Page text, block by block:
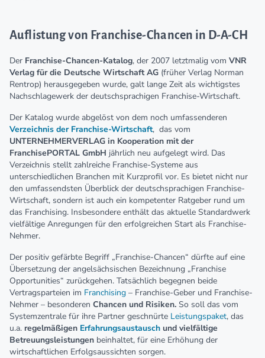
Auflistung von Franchise-Chancen in D-A-CH
Der Franchise-Chancen-Katalog, der 2007 letztmalig vom VNR
Verlag für die Deutsche Wirtschaft AG (früher Verlag Norman
Rentrop) herausgegeben wurde, galt lange Zeit als wichtigstes
Nachschlagewerk der deutschsprachigen Franchise-Wirtschaft.
Der Katalog wurde abgelöst von dem noch umfassenderen
Verzeichnis der Franchise-Wirtschaft, das vom
UNTERNEHMERVERLAG in Kooperation mit der
FranchisePORTAL GmbH jährlich neu aufgelegt wird. Das
Verzeichnis stellt zahlreiche Franchise-Systeme aus
unterschiedlichen Branchen mit Kurzprofil vor. Es bietet nicht nur
den umfassendsten Überblick der deutschsprachigen Franchise-
Wirtschaft, sondern ist auch ein kompetenter Ratgeber rund um
das Franchising. Insbesondere enthält das aktuelle Standardwerk
vielfältige Anregungen für den erfolgreichen Start als Franchise-
Nehmer.
Der positiv gefärbte Begriff „Franchise-Chancen“ dürfte auf eine
Übersetzung der angelsächsischen Bezeichnung „Franchise
Opportunities“ zurückgehen. Tatsächlich begegnen beide
Vertragsparteien im Franchising – Franchise-Geber und Franchise-
Nehmer – besonderen Chancen und Risiken. So soll das vom
Systemzentrale für ihre Partner geschnürte Leistungspaket, das
u.a. regelmäßigen Erfahrungsaustausch und vielfältige
Betreuungsleistungen beinhaltet, für eine Erhöhung der
wirtschaftlichen Erfolgsaussichten sorgen.